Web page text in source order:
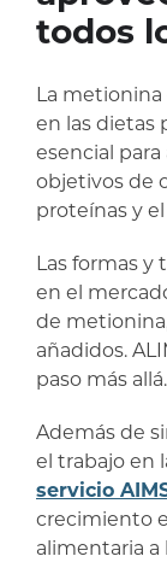
todos
La
en las dietas
esencial para
objetivos de
proteínas y
Las formas
en el
de
añadidos.
paso más allá.
Además de
el trabajo en
servicio
crecimiento
alimentaria